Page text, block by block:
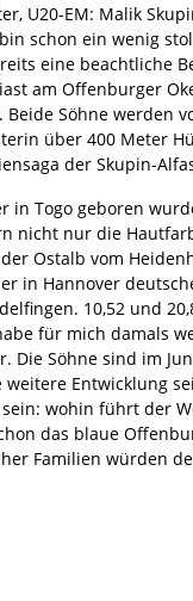
U20-EM: Malik
schon ein wenig
eine beachtliche
am Offenburger
Beide Söhne
über 400 Meter
der Skupin-
in Togo geboren
nicht nur die
Ostalb vom
in Hannover
10,52 und
für mich damals
Die Söhne sind im
Entwicklung
wohin führt der
das blaue
Familien würden